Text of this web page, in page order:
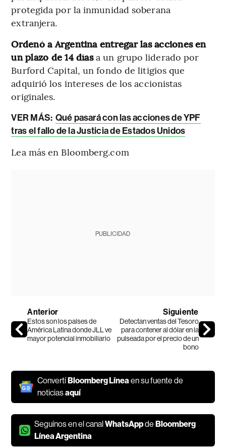
protegida por la inmunidad soberana
extranjera.
Ordenó a Argentina entregar las acciones en
un plazo de 14 díasa un grupo liderado por
Burford Capital, un fondo de litigios que
adquirió los intereses de los accionistas
originales.
VER MÁS: Qué pasará con las acciones de YPF
tras el fallo de la Justicia de Estados Unidos
Lea más en Bloomberg.com
PUBLICIDAD
Anterior
Estos son los países de
América Latina donde JLL ve
mayor potencial inmobiliario
Siguiente
Detectan ventas del Tesoro
para contener al dólar en la
pulseada por el precio de un
bono
ConvertíBloomberg Línea en su fuente de
noticiasaquí
Seguínos en el canalWhatsAppdeBloomberg
Línea Argentina